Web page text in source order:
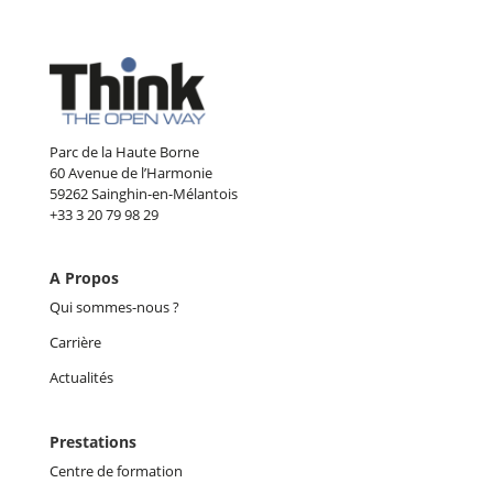
Parc de la Haute Borne
60 Avenue de l’Harmonie
59262 Sainghin-en-Mélantois
+33 3 20 79 98 29
A Propos
Qui sommes-nous ?
Carrière
Actualités
Prestations
Centre de formation